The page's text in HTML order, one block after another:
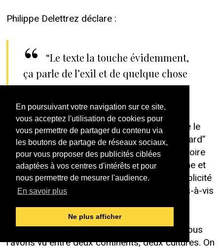
En poursuivant votre navigation sur ce site,
vous acceptez l'utilisation de cookies pour
vous permettre de partager du contenu via
les boutons de partage de réseaux sociaux,
pour vous proposer des publicités ciblées
adaptées à vos centres d'intérêts et pour
nous permettre de mesurer l'audience.
En savoir plus
Ne plus afficher
Philippe Delettrez déclare :
“Le texte la touche évidemment,
ça parle de l’exil et de quelque chose
qu’elle connaît assez bien.”
Avec “Là-bas”, Goldman souhaite poursuivre le
cycle de l’exil qu’il a commencé avec “Brouillard”
(1981) et “Long is the road” (1984). De l’histoire
de la famille Goldman à l’héritage du judaïsme et
des migrations du peuple juif, Goldman a explicité
plusieurs fois dans son œuvre sa pensée vis-à-vis
du déracinement et de la quête d’identité.
Sirima a beaucoup voyagé, a vécu comme nous
l’avons vu entre deux continents, deux cultures. On